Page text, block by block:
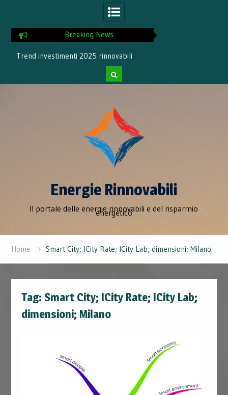
Breaking News
Trend investimenti 2025 rinnovabili
Energie Rinnovabili
Il portale delle energie rinnovabili e del risparmio
energetico
Home Smart City; ICity Rate; ICity Lab; dimensioni; Milano
Tag: Smart City; ICity Rate; ICity Lab;
dimensioni; Milano